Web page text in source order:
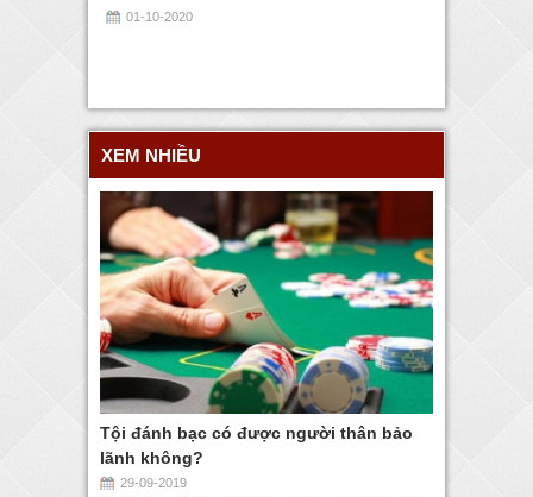
01-10-2020
XEM NHIỀU
Tội đánh bạc có được người thân bảo
lãnh không?
29-09-2019